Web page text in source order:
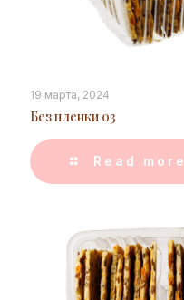
19 марта, 2024
Без пленки 03
Read more